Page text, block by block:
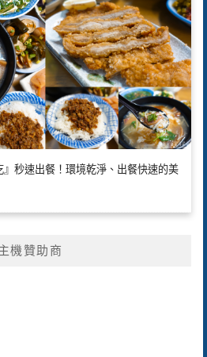
』秒速出餐！環境乾淨、出餐快速的美
機贊助商